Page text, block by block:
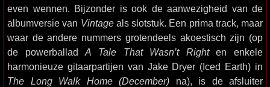
even wennen. Bijzonder is ook de aanwezigheid van de
albumversie van Vintageals slotstuk. Een prima track, maar
waar de andere nummers grotendeels akoestisch zijn (op
de powerballadA Tale That Wasn’t Righten enkele
harmonieuze gitaarpartijen van Jake Dryer (Iced Earth) in
The Long Walk Home (December) na), is de afsluiter